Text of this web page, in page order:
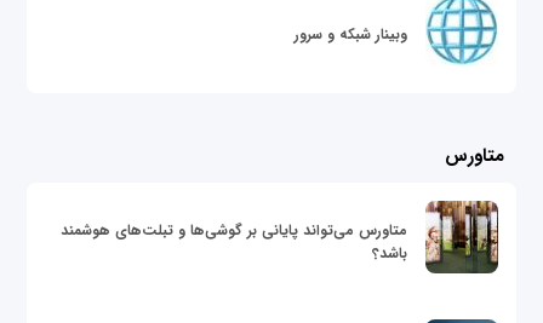
وبینار شبکه و سرور
متاورس
متاورس می‌تواند پایانی بر گوشی‌ها و تبلت‌های هوشمند
باشد؟